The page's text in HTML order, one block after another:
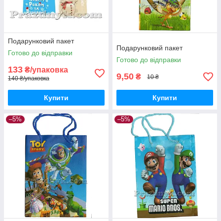
Подарунковий пакет
Готово до відправки
133 ₴/упаковка
140 ₴/упаковка
Купити
Подарунковий пакет
Готово до відправки
9,50 ₴ 10 ₴
Купити
–5% –5%